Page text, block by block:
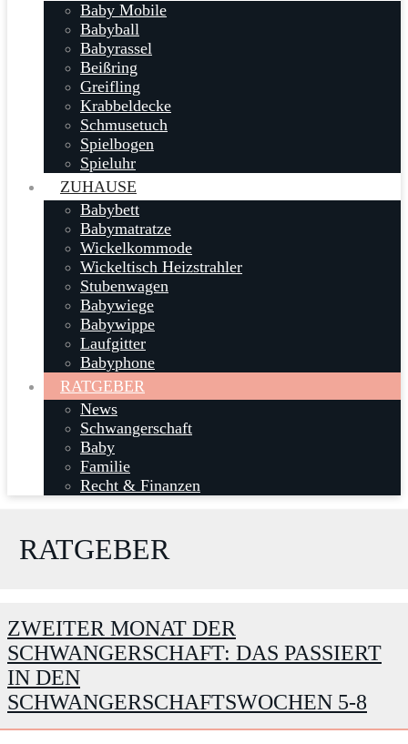
Baby Mobile
Babyball
Babyrassel
Beißring
Greifling
Krabbeldecke
Schmusetuch
Spielbogen
Spieluhr
ZUHAUSE
Babybett
Babymatratze
Wickelkommode
Wickeltisch Heizstrahler
Stubenwagen
Babywiege
Babywippe
Laufgitter
Babyphone
RATGEBER
News
Schwangerschaft
Baby
Familie
Recht & Finanzen
RATGEBER
ZWEITER MONAT DER
SCHWANGERSCHAFT: DAS PASSIERT
IN DEN
SCHWANGERSCHAFTSWOCHEN 5-8